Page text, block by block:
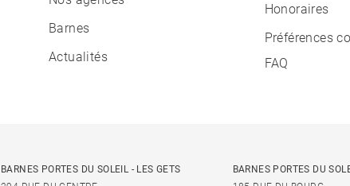
Barnes
Actualités
Honoraires
Préférences
FAQ
BARNES PORTES DU SOLEIL - LES GETS
BARNES PORTES DU